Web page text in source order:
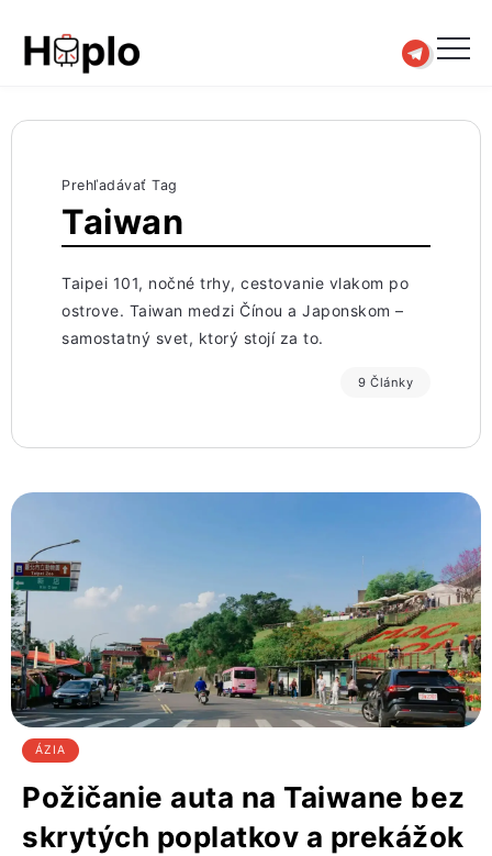
Prehľadávať Tag
Taiwan
Taipei 101, nočné trhy, cestovanie vlakom po
ostrove. Taiwan medzi Čínou a Japonskom –
samostatný svet, ktorý stojí za to.
9 Články
ÁZIA
Požičanie auta na Taiwane bez
skrytých poplatkov a prekážok